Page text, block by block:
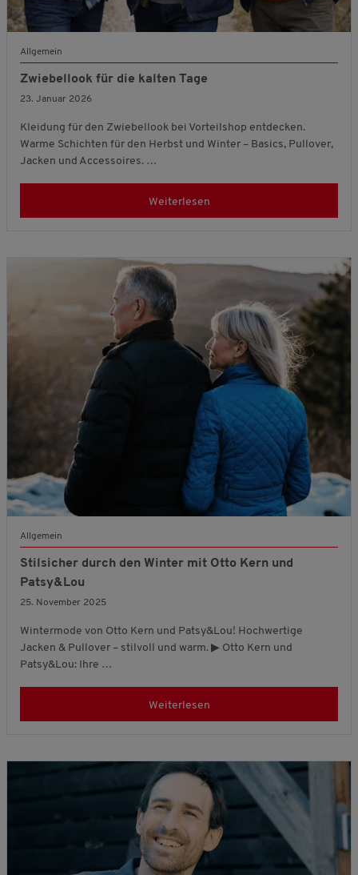
Allgemein
Zwiebellook für die kalten Tage
23. Januar 2026
Kleidung für den Zwiebellook bei Vorteilshop entdecken.
Warme Schichten für den Herbst und Winter – Basics, Pullover,
Jacken und Accessoires. …
Weiterlesen
Allgemein
Stilsicher durch den Winter mit Otto Kern und
Patsy&Lou
25. November 2025
Wintermode von Otto Kern und Patsy&Lou! Hochwertige
Jacken & Pullover – stilvoll und warm. ▶ Otto Kern und
Patsy&Lou: Ihre …
Weiterlesen